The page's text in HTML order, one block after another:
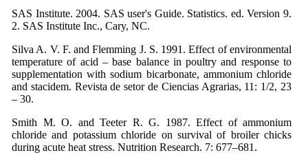
SAS Institute. 2004. SAS user's Guide. Statistics. ed. Version 9.
2. SAS Institute Inc., Cary, NC.
Silva A. V. F. and Flemming J. S. 1991. Effect of environmental
temperature of acid – base balance in poultry and response to
supplementation with sodium bicarbonate, ammonium chloride
and stacidem. Revista de setor de Ciencias Agrarias, 11: 1/2, 23
– 30.
Smith M. O. and Teeter R. G. 1987. Effect of ammonium
chloride and potassium chloride on survival of broiler chicks
during acute heat stress. Nutrition Research. 7: 677–681.